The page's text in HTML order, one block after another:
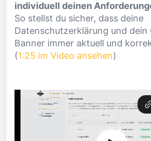
individuell deinen
So stellst du sicher, dass deine
Datenschutzerklärung und dein
Banner immer aktuell und
(1:25 im Video ansehen)